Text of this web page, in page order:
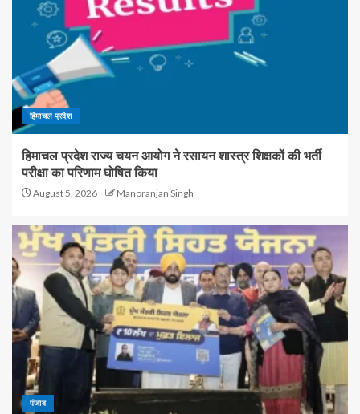
हिमाचल प्रदेश
हिमाचल प्रदेश राज्य चयन आयोग ने रसायन शास्त्र शिक्षकों की भर्ती
परीक्षा का परिणाम घोषित किया
August 5, 2026 Manoranjan Singh
पंजाब